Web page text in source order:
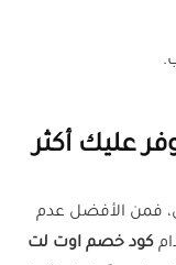
عليك أكثر
فمن الأفضل عدم
كود خصم اوت لت